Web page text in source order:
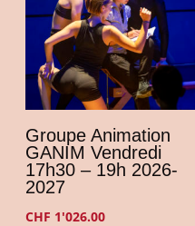
Groupe Animation
GANIM Vendredi
17h30 – 19h 2026-
2027
CHF 1'026.00